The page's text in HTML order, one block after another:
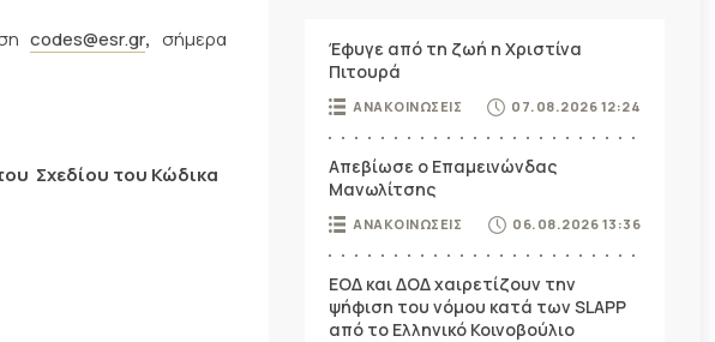
codes@esr.gr, σήμερα
Σχεδίου του Κώδικα
Έφυγε από τη ζωή η Χριστίνα
Πιτουρά
ΑΝΑΚΟΙΝΩΣΕΙΣ 07.08.2026 12:24
Απεβίωσε ο Επαμεινώνδας
Μανωλίτσης
ΑΝΑΚΟΙΝΩΣΕΙΣ 06.08.2026 13:36
ΕΟΔ και ΔΟΔ χαιρετίζουν την
ψήφιση του νόμου κατά των SLAPP
από το Ελληνικό Κοινοβούλιο